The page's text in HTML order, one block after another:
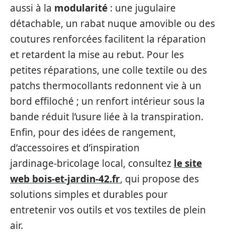
aussi à la modularité : une jugulaire
détachable, un rabat nuque amovible ou des
coutures renforcées facilitent la réparation
et retardent la mise au rebut. Pour les
petites réparations, une colle textile ou des
patchs thermocollants redonnent vie à un
bord effiloché ; un renfort intérieur sous la
bande réduit l’usure liée à la transpiration.
Enfin, pour des idées de rangement,
d’accessoires et d’inspiration
jardinage‑bricolage local, consultez le site
web bois-et-jardin-42.fr, qui propose des
solutions simples et durables pour
entretenir vos outils et vos textiles de plein
air.